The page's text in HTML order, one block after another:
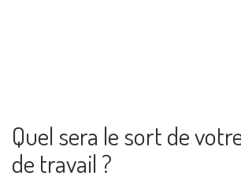
Quel sera le sort de
de travail ?